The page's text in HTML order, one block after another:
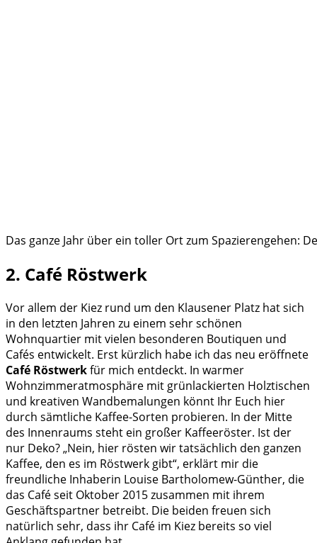
Das ganze Jahr über ein toller Ort zum Spazierengehen:
2. Café Röstwerk
Vor allem der Kiez rund um den Klausener Platz hat sich
in den letzten Jahren zu einem sehr schönen
Wohnquartier mit vielen besonderen Boutiquen und
Cafés entwickelt. Erst kürzlich habe ich das neu eröffnete
Café Röstwerkfür mich entdeckt. In warmer
Wohnzimmeratmosphäre mit grünlackierten Holztischen
und kreativen Wandbemalungen könnt Ihr Euch hier
durch sämtliche Kaffee-Sorten probieren. In der Mitte
des Innenraums steht ein großer Kaffeeröster. Ist der
nur Deko? „Nein, hier rösten wir tatsächlich den ganzen
Kaffee, den es im Röstwerk gibt“, erklärt mir die
freundliche Inhaberin Louise Bartholomew-Günther, die
das Café seit Oktober 2015 zusammen mit ihrem
Geschäftspartner betreibt. Die beiden freuen sich
natürlich sehr, dass ihr Café im Kiez bereits so viel